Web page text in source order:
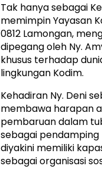
Tak hanya sebagai
memimpin Yayasan
0812 Lamongan,
dipegang oleh Ny.
khusus terhadap
lingkungan Kodim.
Kehadiran Ny. Deni
membawa harapan
pembaruan dalam
sebagai pendamping
diyakini memiliki
sebagai organisasi